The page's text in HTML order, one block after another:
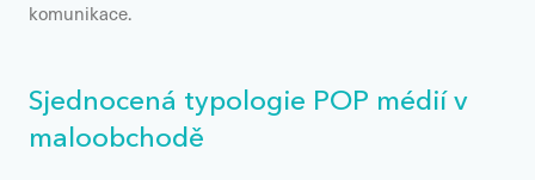
komunikace.
Sjednocená typologie POP médií v
maloobchodě